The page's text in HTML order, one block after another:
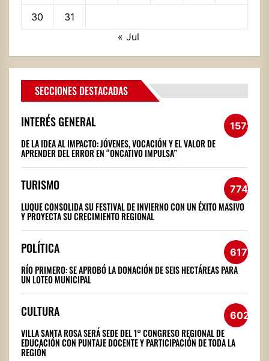
30
31
« Jul
SECCIONES DESTACADAS
INTERÉS GENERAL 1572
DE LA IDEA AL IMPACTO: JÓVENES, VOCACIÓN Y EL VALOR DE
APRENDER DEL ERROR EN “ONCATIVO IMPULSA”
TURISMO 774
LUQUE CONSOLIDA SU FESTIVAL DE INVIERNO CON UN ÉXITO MASIVO
Y PROYECTA SU CRECIMIENTO REGIONAL
POLÍTICA 617
RÍO PRIMERO: SE APROBÓ LA DONACIÓN DE SEIS HECTÁREAS PARA
UN LOTEO MUNICIPAL
CULTURA 602
VILLA SANTA ROSA SERÁ SEDE DEL 1° CONGRESO REGIONAL DE
EDUCACIÓN CON PUNTAJE DOCENTE Y PARTICIPACIÓN DE TODA LA
REGIÓN